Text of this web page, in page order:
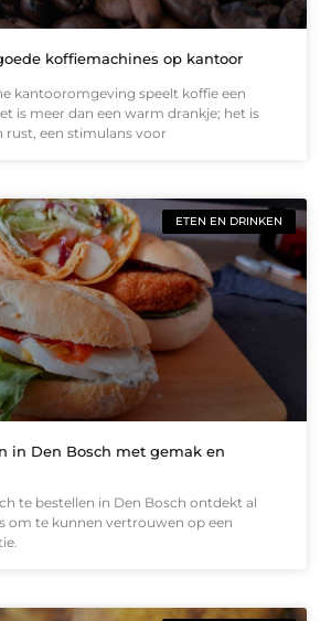
koffiemachines op kantoor
kantooromgeving speelt koffie een
is meer dan een warm drankje; het is
rust, een stimulans voor
ETEN EN DRINKEN
in Den Bosch met gemak en
te bestellen in Den Bosch ontdekt al
om te kunnen vertrouwen op een